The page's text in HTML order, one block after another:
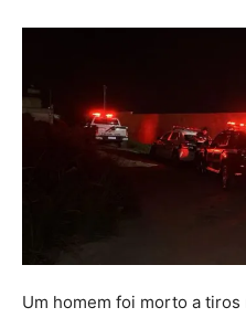
Um homem foi morto a